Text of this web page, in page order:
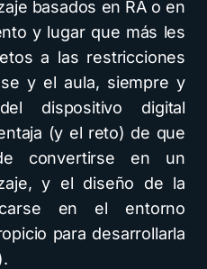
basados en RA o en
y lugar que más les
a las restricciones
y el aula, siempre y
dispositivo digital
(y el reto) de que
convertirse en un
y el diseño de la
en el entorno
para desarrollarla